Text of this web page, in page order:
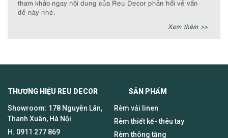
tham khảo ngay nội dung của Reu Decor phản hồi về vấn
đề này nhé.
Xem thêm >>
THƯƠNG HIỆU REU DECOR SẢN PHẨM
Showroom: 178 Nguyễn Lân,
Thanh Xuân, Hà Nội
H. 0911 277 869
Rèm vải linen
Rèm thiết kế- thêu tay
Rèm thông tầng